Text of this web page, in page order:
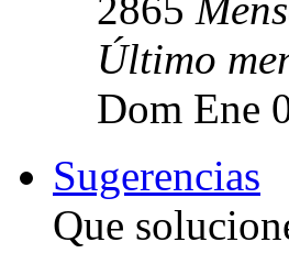
Último
Dom Ene
Sugerencias
Que